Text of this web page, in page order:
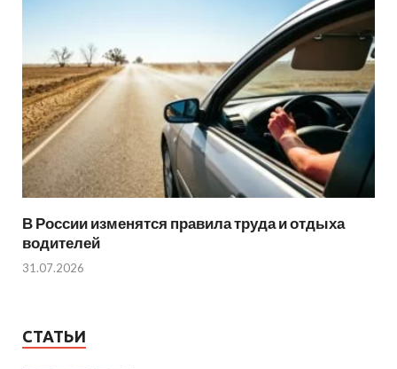
В России изменятся правила труда и отдыха
водителей
31.07.2026
СТАТЬИ